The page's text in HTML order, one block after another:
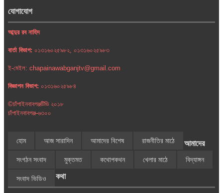
যোগাযোগ
আব্দুর রব নাহিদ
বার্তা বিভাগ: ০১৩১৬০২৫৯৮২, ০১৩১৬০২৫৯৮৩
ই-মেইল: chapainawabganjtv@gmail.com
বিজ্ঞাপন বিভাগ: ০১৩১৬০২৫৯৮৪
©চাঁপাইনবাবগঞ্জটিভি ২০১৮
চাঁপাইনবাবগঞ্জ-৬৩০০
হোম আজ সারাদিন আমাদের বিশেষ রাজনীতির মাঠে
সংগঠন সংবাদ মুক্তমত কথোপকথন খেলার মাঠে বিদ্যাঙ্গন
সংবাদ ভিডিও
আমাদের
কথা